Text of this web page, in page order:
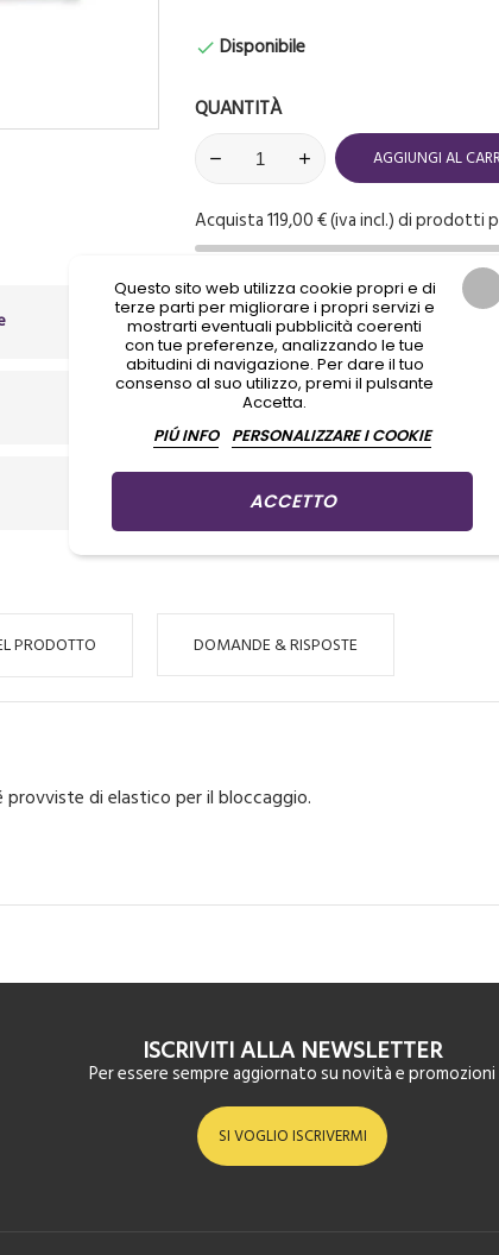
 Disponibile
QUANTITÀ
AGGIUNGI AL
Acquista 119,00 € (iva incl.) di
PRODOTTO DOMANDE & RISPOSTE
di elastico per il bloccaggio.
ISCRIVITI ALLA NEWSLETTER
Per essere sempre aggiornato su novità e promozioni
SI VOGLIO ISCRIVERMI
Questo sito web utilizza cookie propri e di
terze parti per migliorare i propri servizi e
mostrarti eventuali pubblicità coerenti
con tue preferenze, analizzando le tue
abitudini di navigazione. Per dare il tuo
consenso al suo utilizzo, premi il pulsante
Accetta.
PIÚ INFO
PERSONALIZZARE I COOKIE
ACCETTO